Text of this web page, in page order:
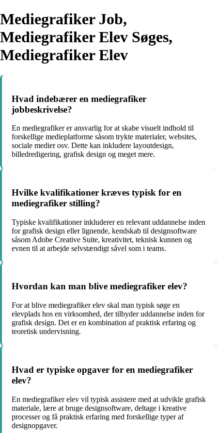
Mediegrafiker Job,
Mediegrafiker Elev Søges,
Mediegrafiker Elev
Hvad indebærer en mediegrafiker
jobbeskrivelse?
En mediegrafiker er ansvarlig for at skabe visuelt indhold til
forskellige medieplatforme såsom trykte materialer, websites,
sociale medier osv. Dette kan inkludere layoutdesign,
billedredigering, grafisk design og meget mere.
Hvilke kvalifikationer kræves typisk for en
mediegrafiker stilling?
Typiske kvalifikationer inkluderer en relevant uddannelse inden
for grafisk design eller lignende, kendskab til designsoftware
såsom Adobe Creative Suite, kreativitet, teknisk kunnen og
evnen til at arbejde selvstændigt såvel som i teams.
Hvordan kan man blive mediegrafiker elev?
For at blive mediegrafiker elev skal man typisk søge en
elevplads hos en virksomhed, der tilbyder uddannelse inden for
grafisk design. Det er en kombination af praktisk erfaring og
teoretisk undervisning.
Hvad er typiske opgaver for en mediegrafiker
elev?
En mediegrafiker elev vil typisk assistere med at udvikle grafisk
materiale, lære at bruge designsoftware, deltage i kreative
processer og få praktisk erfaring med forskellige typer af
designopgaver.